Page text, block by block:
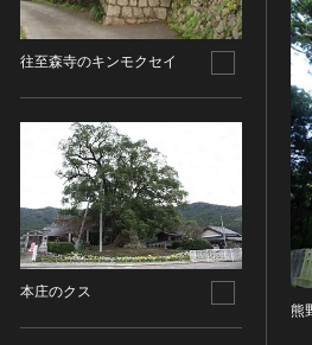
往至森寺のキンモクセイ
本庄のクス
熊
昭和以降 [日本]
旧石器 [朝鮮半島]
新石器 [朝鮮半島]
青銅器 [朝鮮半島]
鉄器 [朝鮮半島]
原三国・朝鮮三国 [朝鮮半島]
原三国・朝鮮三国 [朝鮮半島]
東洋画(日本画を除く)
その他
銅版画
リトグラフ（石版画）
シルクスクリーン
その他
国宝
重要文化財
登録有形文化財
重要無形文化財
登録無形文化財
記録作成等の措置を講ずべき
重要有形民俗文化財
重要無形民俗文化財
登録無形民俗文化財
記録作成等の措置を講ずべき無
メディア（動画等）
メディア（動画等）を選択
動画
高画質画像
画像ライセンス
画像ライセンスを選択
CC0
PDM
CC BY（表示）
検索する
20件で表示